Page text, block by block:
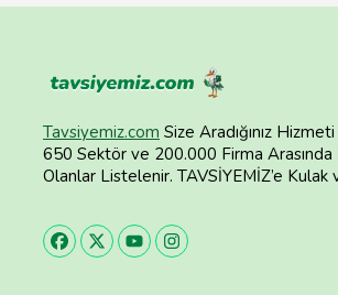
Tavsiyemiz.com Size Aradığınız
650 Sektör ve 200.000 Firma Arasında
Olanlar Listelenir. TAVSİYEMİZ’e Kulak